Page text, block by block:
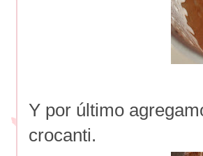
Y por último
crocanti.